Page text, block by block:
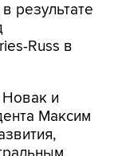
результате
Russ в
и
Максим